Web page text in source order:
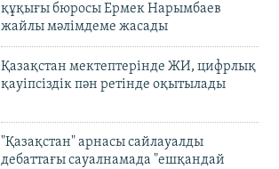
құқығы бюросы Ермек Нарымбаев
жайлы мәлімдеме жасады
Қазақстан мектептерінде ЖИ, цифрлық
қауіпсіздік пән ретінде оқытылады
"Қазақстан" арнасы сайлауалды
дебаттағы сауалнамада "ешқандай